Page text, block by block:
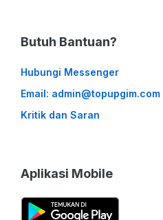
Butuh Bantuan?
Hubungi Messenger
Email: admin@topupgim.com
Kritik dan Saran
Aplikasi Mobile